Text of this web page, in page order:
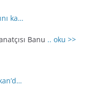
ka…
Banu .. oku >>